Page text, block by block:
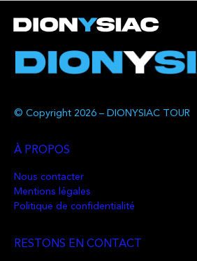
© Copyright 2026 – DIONYSIAC TOUR
À PROPOS
Nous contacter
Mentions légales
Politique de confidentialité
RESTONS EN CONTACT